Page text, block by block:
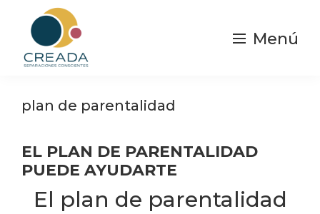
contenido
principal
Separación
y
Conscientes
Menú
plan de parentalidad
EL PLAN DE PARENTALIDAD
PUEDE AYUDARTE
El plan de parentalidad